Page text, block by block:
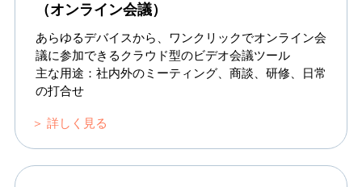
（オンライン会議）
あらゆるデバイスから、ワンクリックでオンライン会
議に参加できるクラウド型のビデオ会議ツール
主な用途：社内外のミーティング、商談、研修、日常
の打合せ
＞ 詳しく見る